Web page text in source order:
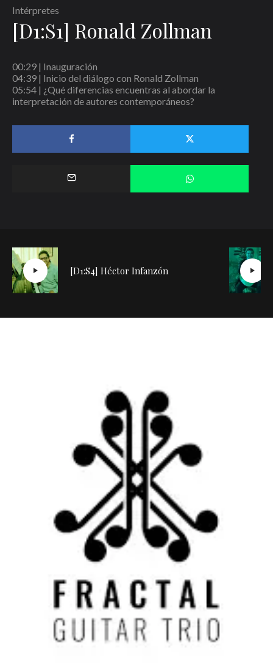
Tu dirección de correo electrónico no será publicada.
obligatorios están marcados con
Comentario*
Guarda mi nombre, correo electrónico y web en este navegador para la
próxima vez que comente.
Intérpretes
[D1:S1] Ronald Zollman
00:29 | Inauguración
04:39 | Inicio del diálogo con Ronald Zollman
05:54 | ¿Qué diferencias encuentras al abordar la
interpretación de autores contemporáneos?
[D1:S4] Héctor Infanzón